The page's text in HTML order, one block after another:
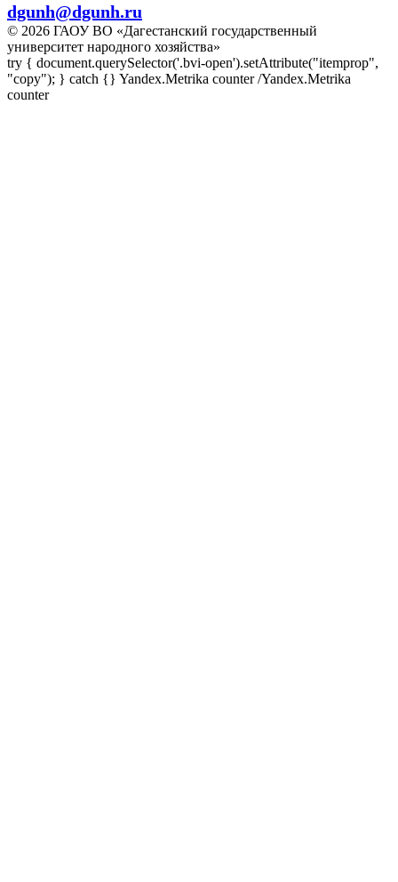
dgunh@dgunh.ru
© 2026 ГАОУ ВО «Дагестанский государственный
университет народного хозяйства»
try { document.querySelector('.bvi-open').setAttribute("itemprop",
"copy"); } catch {} Yandex.Metrika counter/Yandex.Metrika
counter